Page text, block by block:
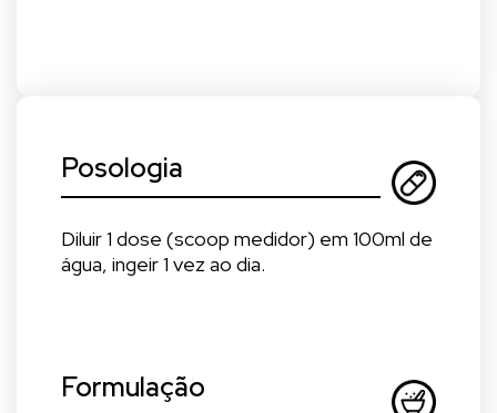
Posologia
Diluir 1 dose (scoop medidor) em 100ml de
água, ingeir 1 vez ao dia.
Formulação